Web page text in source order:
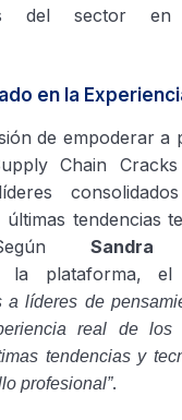
del sector
en la
de empoderar a
Chain
tendencias
SegúnSandra
la plataforma, el
a líderes de
real de los
tendencias y
profesional”.